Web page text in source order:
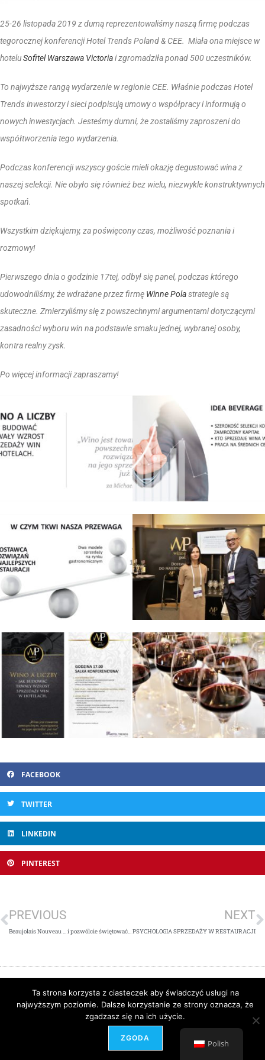
25-26 listopada 2019 z dumą reprezentowaliśmy naszą firmę podczas
tegorocznej konferencji Hotel Trends Poland & CEE. Miała ona miejsce w
hoteluSofitel Warszawa Victoriai zgromadziła ponad 500 uczestników.
To najwyższe rangą wydarzenie w regionie CEE. Właśnie podczas Hotel
Trends inwestorzy i sieci podpisują umowy o współpracy i informują o
nowych inwestycjach. Jesteśmy dumni, że zostaliśmy zaproszeni do
współtworzenia tego wydarzenia.
Podczas konferencji wszyscy goście mieli okazję degustować wina z
naszej selekcji. Nie obyło się również bez wielu, niezwykle konstruktywnych
spotkań.
Wszystkim dziękujemy, za poświęcony czas, możliwość poznania i
rozmowy!
Pierwszego dnia o godzinie 17tej, odbył się panel, podczas którego
udowodniliśmy, że wdrażane przez firmę Winne Polastrategie są
skuteczne. Zmierzyliśmy się z powszechnymi argumentami dotyczącymi
zasadności wyboru win na podstawie smaku jednej, wybranej osoby,
kontra realny zysk.
Po więcej informacji zapraszamy!
FACEBOOK
TWITTER
LINKEDIN
PINTEREST
PREVIOUS
Beaujolais Nouveau … i pozwólcie świętować swoim gościom do woli!
NEXT
PSYCHOLOGIA SPRZEDAŻY W RESTAURACJI
Projekt i realizacja -Agencja Seo Partner
Polish
Ta strona korzysta z ciasteczek aby świadczyć usługi na
najwyższym poziomie. Dalsze korzystanie ze strony oznacza, że
zgadzasz się na ich użycie.
ZGODA